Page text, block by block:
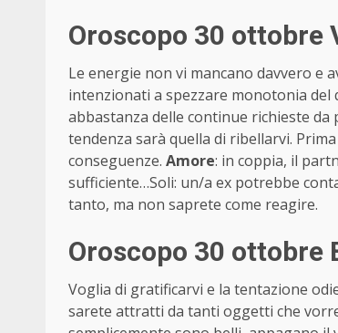
Oroscopo 30 ottobre
Le energie non vi mancano davvero e
intenzionati a spezzare monotonia
abbastanza delle continue richieste
tendenza sarà quella di ribellarvi.
conseguenze. Amore: in coppia, il
sufficiente…Soli: un/a ex potrebbe
tanto, ma non saprete come reagire.
Oroscopo 30
Voglia di gratificarvi e la tentazione
sarete attratti da tanti oggetti che